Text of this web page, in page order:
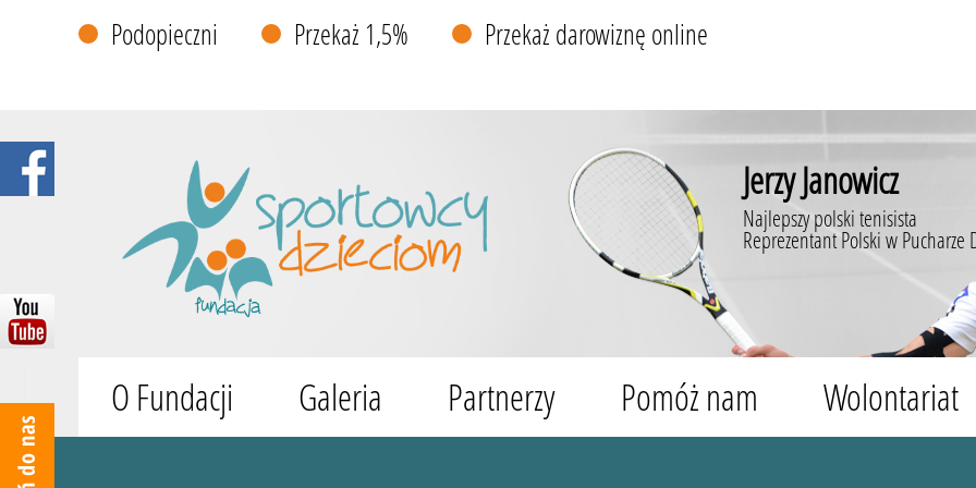
Podopieczni Przekaż 1,5% Przekaż darowiznę online
Jerzy Janowicz
Najlepszy polski tenisista
Reprezentant Polski w Pucharze
O Fundacji Galeria Partnerzy Pomóż nam Wolontariat